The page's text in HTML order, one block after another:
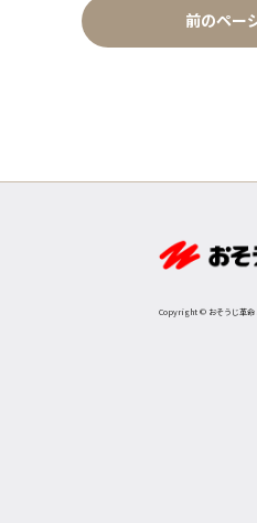
前のペー
Copyright © おそうじ革